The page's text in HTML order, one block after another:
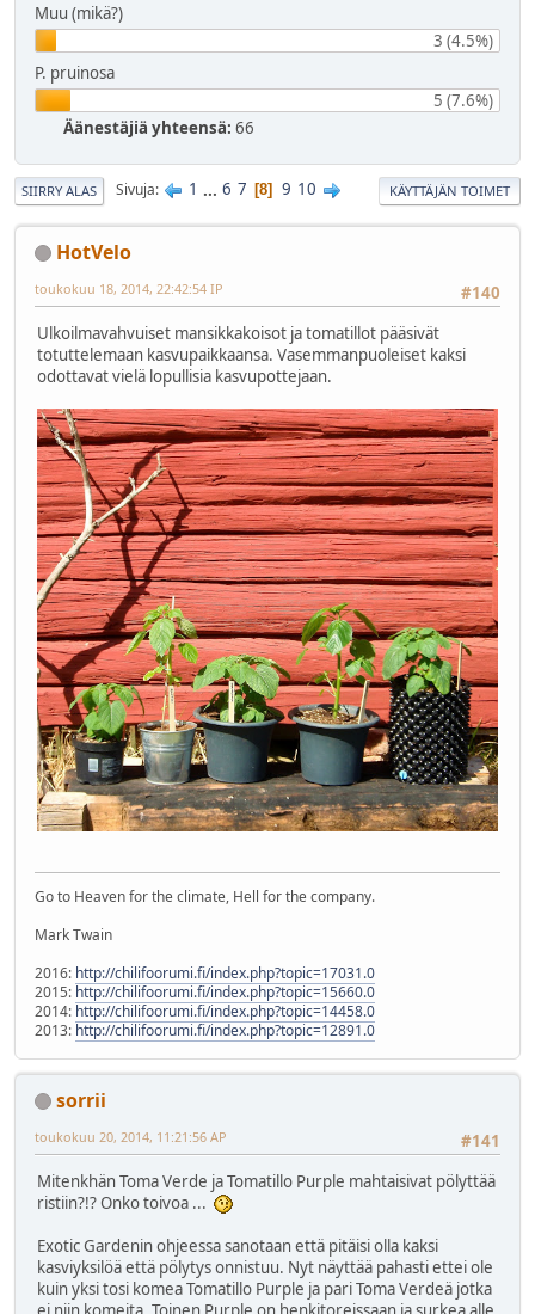
Muu (mikä?)
3 (4.5%)
P. pruinosa
5 (7.6%)
Äänestäjiä yhteensä: 66
SIIRRY ALAS Sivuja 1 ... 6 7 8 9 10 KÄYTTÄJÄN TOIMET
HotVelo
#140
toukokuu 18, 2014, 22:42:54 IP
Ulkoilmavahvuiset mansikkakoisot ja tomatillot pääsivät
totuttelemaan kasvupaikkaansa. Vasemmanpuoleiset kaksi
odottavat vielä lopullisia kasvupottejaan.
Go to Heaven for the climate, Hell for the company.
Mark Twain
2016: http://chilifoorumi.fi/index.php?topic=17031.0
2015: http://chilifoorumi.fi/index.php?topic=15660.0
2014: http://chilifoorumi.fi/index.php?topic=14458.0
2013: http://chilifoorumi.fi/index.php?topic=12891.0
sorrii
#141
toukokuu 20, 2014, 11:21:56 AP
Mitenkhän Toma Verde ja Tomatillo Purple mahtaisivat pölyttää
ristiin?!? Onko toivoa ...
Exotic Gardenin ohjeessa sanotaan että pitäisi olla kaksi
kasviyksilöä että pölytys onnistuu. Nyt näyttää pahasti ettei ole
kuin yksi tosi komea Tomatillo Purple ja pari Toma Verdeä jotka